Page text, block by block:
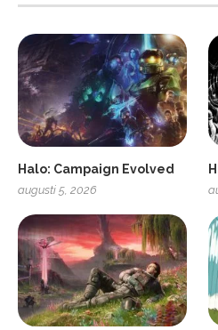
Halo: Campaign Evolved
augusti 5, 2026